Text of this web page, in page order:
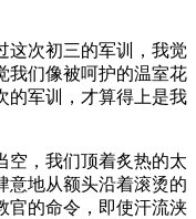
这次初三的军训，我觉
我们像被呵护的温室花
的军训，才算得上是我
空，我们顶着炙热的太
意地从额头沿着滚烫的
官的命令，即使汗流浃